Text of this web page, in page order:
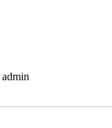
admin